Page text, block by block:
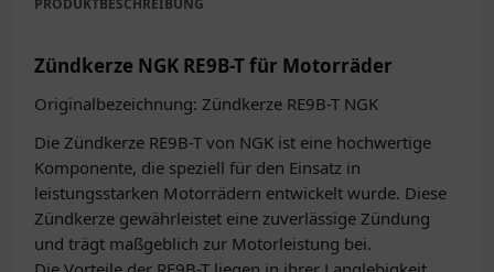
PRODUKTBESCHREIBUNG
Zündkerze NGK RE9B-T für Motorräder
Originalbezeichnung: Zündkerze RE9B-T NGK
Die Zündkerze RE9B-T von NGK ist eine hochwertige
Komponente, die speziell für den Einsatz in
leistungsstarken Motorrädern entwickelt wurde. Diese
Zündkerze gewährleistet eine zuverlässige Zündung
und trägt maßgeblich zur Motorleistung bei.